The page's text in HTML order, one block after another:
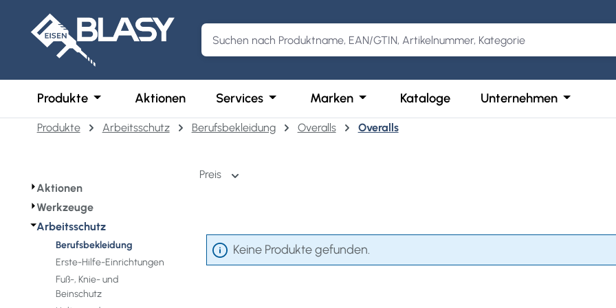
Hauptinhalt springen
Zur Suche springen
Zur Hauptnavigation springen
Produkte Öffne oder Schließe das Dropdown der Kategorie Produkte
Aktionen Services Öffne oder Schließe das Dropdown der Kategorie Services
Marken Öffne oder Schließe das Dropdown der
Kataloge Unternehmen Öffne
Produkte Arbeitsschutz Berufsbekleidung Overalls Overalls
⏵Aktionen
⏵Werkzeuge
⏷Arbeitsschutz
Berufsbekleidung
Erste-Hilfe-Einrichtungen
Fuß-, Knie- und
Beinschutz
Preis
Keine Produkte gefunden.